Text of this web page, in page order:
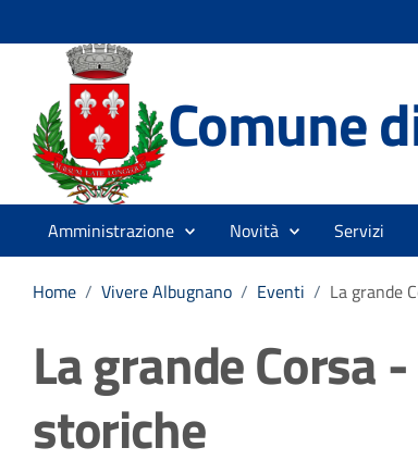
Comune
Amministrazione Novità Servizi
Home / Vivere Albugnano / Eventi / La grande
La grande Corsa
storiche